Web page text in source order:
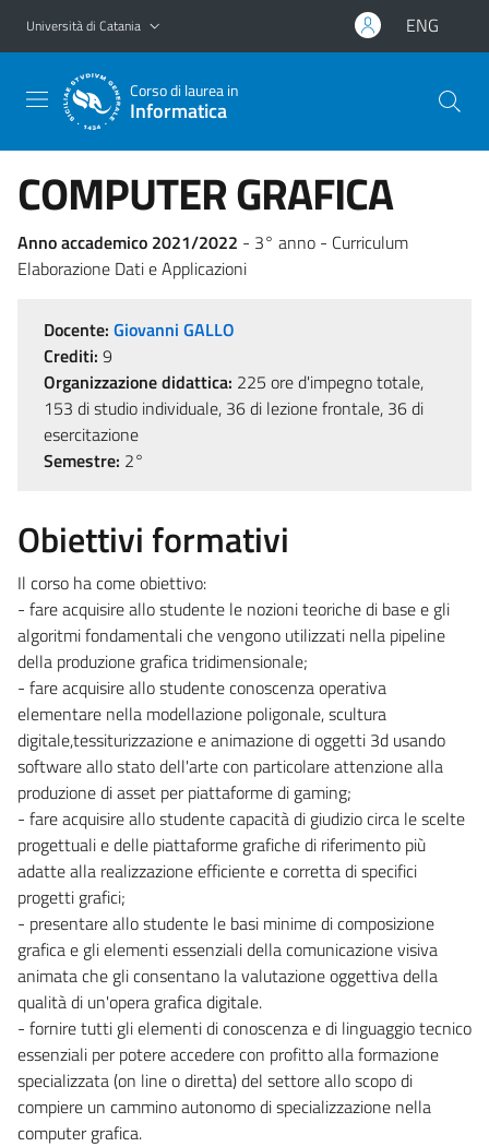
Vai al contenuto principale
Vai al menu di navigazione
Università di Catania ENG
Corso di laurea in
Informatica
COMPUTER GRAFICA
Anno accademico 2021/2022 - 3° anno - Curriculum
Elaborazione Dati e Applicazioni
Docente: Giovanni GALLO
Crediti: 9
Organizzazione didattica: 225 ore d'impegno totale,
153 di studio individuale, 36 di lezione frontale, 36 di
esercitazione
Semestre: 2°
Obiettivi formativi
Il corso ha come obiettivo:
- fare acquisire allo studente le nozioni teoriche di base e gli
algoritmi fondamentali che vengono utilizzati nella pipeline
della produzione grafica tridimensionale;
- fare acquisire allo studente conoscenza operativa
elementare nella modellazione poligonale, scultura
digitale,tessiturizzazione e animazione di oggetti 3d usando
software allo stato dell'arte con particolare attenzione alla
produzione di asset per piattaforme di gaming;
- fare acquisire allo studente capacità di giudizio circa le scelte
progettuali e delle piattaforme grafiche di riferimento più
adatte alla realizzazione efficiente e corretta di specifici
progetti grafici;
- presentare allo studente le basi minime di composizione
grafica e gli elementi essenziali della comunicazione visiva
animata che gli consentano la valutazione oggettiva della
qualità di un'opera grafica digitale.
- fornire tutti gli elementi di conoscenza e di linguaggio tecnico
essenziali per potere accedere con profitto alla formazione
specializzata (on line o diretta) del settore allo scopo di
compiere un cammino autonomo di specializzazione nella
computer grafica.